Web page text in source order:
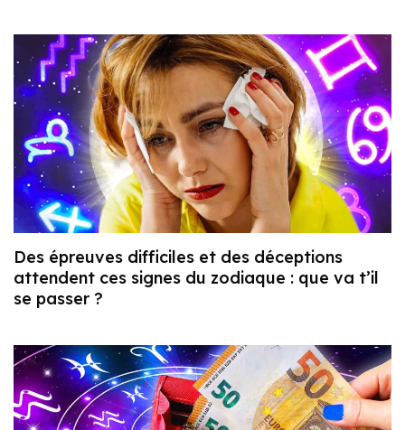
Des épreuves difficiles et des déceptions
attendent ces signes du zodiaque : que va t’il
se passer ?